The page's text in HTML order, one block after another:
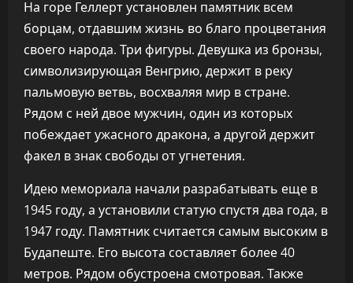
На горе Геллерт установлен памятник всем
борцам, отдавшим жизнь во благо процветания
своего народа. Три фигуры. Девушка из бронзы,
символизирующая Венгрию, держит в реку
пальмовую ветвь, восхваляя мир в стране.
Рядом с ней двое мужчин, один из которых
побеждает ужасного дракона, а другой держит
факел в знак свободы от угнетения.
Идею мемориала начали разрабатывать еще в
1945 году, а установили статую спустя два года, в
1947 году. Памятник считается самым высоким в
Будапеште. Его высота составляет более 40
метров. Рядом обустроена смотровая. Также